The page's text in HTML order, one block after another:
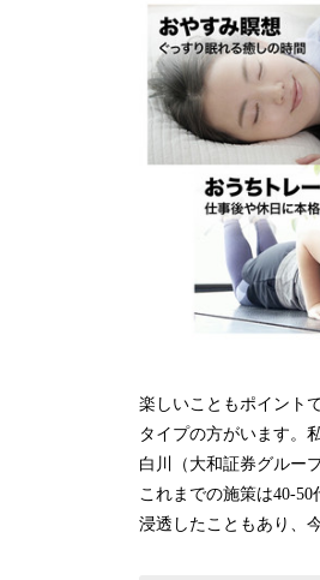
楽しいこともポイント
タイプの方がいます。
白川（大和証券グルー
これまでの施策は40-
浸透したこともあり、